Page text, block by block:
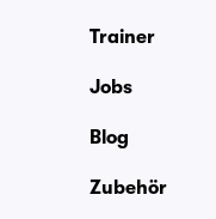
Trainer
Jobs
Blog
Zubehör